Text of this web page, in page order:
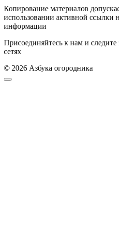
Копирование материалов
использовании активной ссылки
информации
Присоединяйтесь к нам и
сетях
© 2026 Азбука огородника